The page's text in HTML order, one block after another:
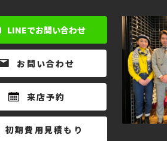
LINEでお問い合わせ
お問い合わせ
来店予約
初期費用見積もり